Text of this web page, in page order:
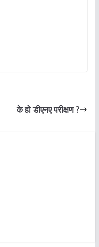
के हो डीएनए परीक्षण ?